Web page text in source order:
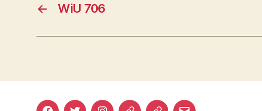
← WiU 706